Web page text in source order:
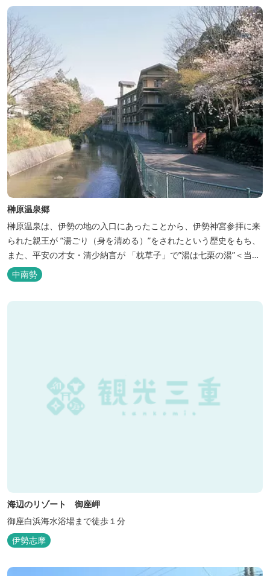
榊原温泉郷
榊原温泉は、伊勢の地の入口にあったことから、伊勢神宮参拝に来
られた親王が ”湯ごり（身を清める）”をされたという歴史をもち、
また、平安の才女・清少納言が 「枕草子」で”湯は七栗の湯”＜当時
の呼び名＞と称えており、 出雲の神を温泉の守り神として祀ってい
ることもあって、恋の和歌も多く残っています。 このように、宮中
中南勢
海辺のリゾート 御座岬
御座白浜海水浴場まで徒歩１分
伊勢志摩